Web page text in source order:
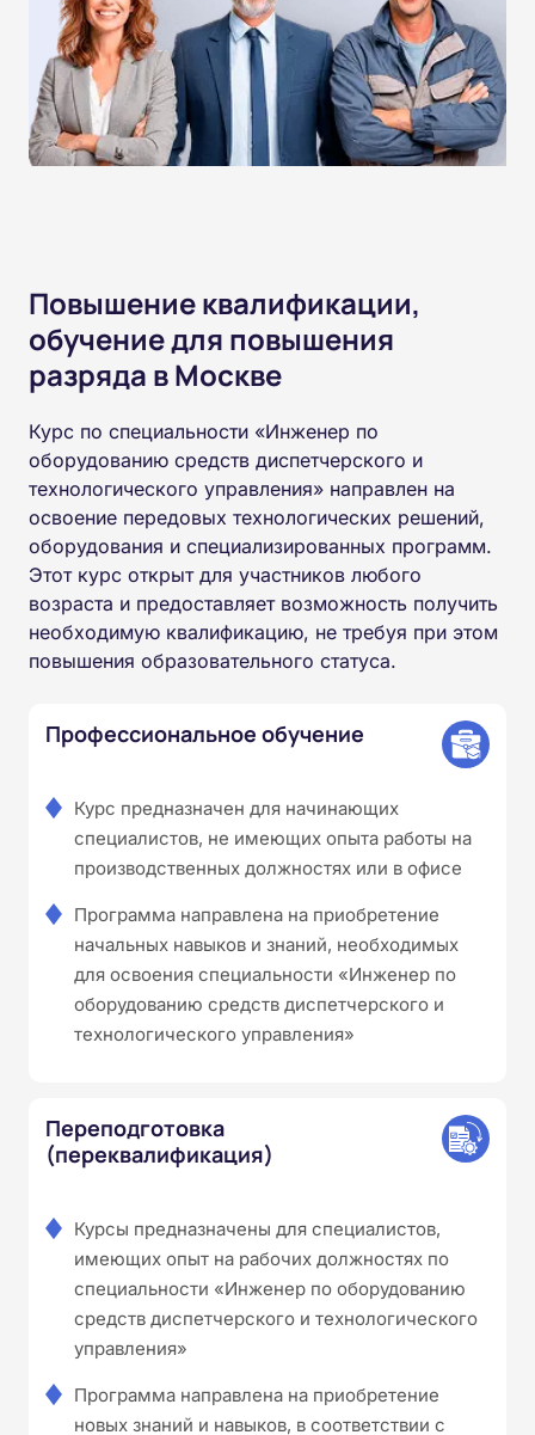
Повышение квалификации,
обучение для повышения
разряда в Москве
Курс по специальности «Инженер по
оборудованию средств диспетчерского и
технологического управления» направлен на
освоение передовых технологических решений,
оборудования и специализированных программ.
Этот курс открыт для участников любого
возраста и предоставляет возможность получить
необходимую квалификацию, не требуя при этом
повышения образовательного статуса.
Профессиональное обучение
Курс предназначен для начинающих
специалистов, не имеющих опыта работы на
производственных должностях или в офисе
Программа направлена на приобретение
начальных навыков и знаний, необходимых
для освоения специальности «Инженер по
оборудованию средств диспетчерского и
технологического управления»
Переподготовка
(переквалификация)
Курсы предназначены для специалистов,
имеющих опыт на рабочих должностях по
специальности «Инженер по оборудованию
средств диспетчерского и технологического
управления»
Программа направлена на приобретение
новых знаний и навыков, в соответствии с